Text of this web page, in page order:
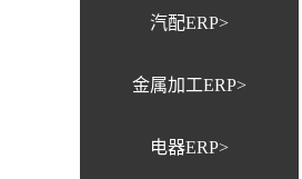
汽配ERP>
金属加工ERP>
电器ERP>